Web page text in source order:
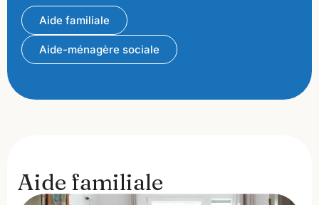
Aide familiale
Aide-ménagère sociale
Aide familiale